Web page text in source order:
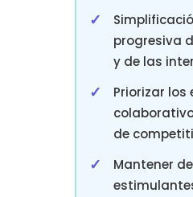
progresiva
y de las
Priorizar los
de
Mantener